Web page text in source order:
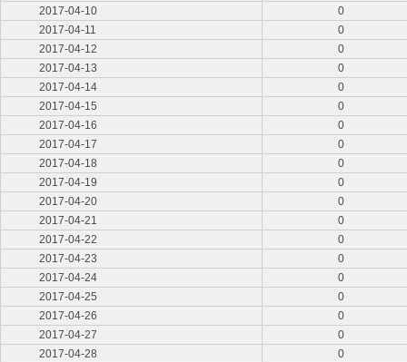
2017-04-10
0
2017-04-11
0
2017-04-12
0
2017-04-13
0
2017-04-14
0
2017-04-15
0
2017-04-16
0
2017-04-17
0
2017-04-18
0
2017-04-19
0
2017-04-20
0
2017-04-21
0
2017-04-22
0
2017-04-23
0
2017-04-24
0
2017-04-25
0
2017-04-26
0
2017-04-27
0
2017-04-28
0